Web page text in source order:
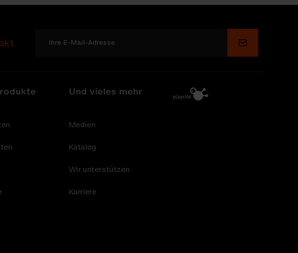
Senden
Und vieles mehr
Medien
Katalog
Wir unterstützen
Karriere